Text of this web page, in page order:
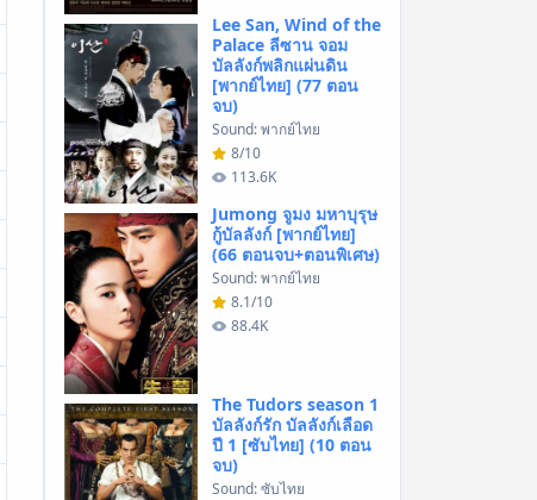
Lee San, Wind of the
Palace ลีซาน จอม
บัลลังก์พลิกแผ่นดิน
[พากย์ไทย] (77 ตอน
จบ)
Sound: พากย์ไทย
8/10
113.6K
Jumong จูมง มหาบุรุษ
กู้บัลลังก์ [พากย์ไทย]
(66 ตอนจบ+ตอนพิเศษ)
Sound: พากย์ไทย
8.1/10
88.4K
The Tudors season 1
บัลลังก์รัก บัลลังก์เลือด
ปี 1 [ซับไทย] (10 ตอน
จบ)
Sound: ซับไทย